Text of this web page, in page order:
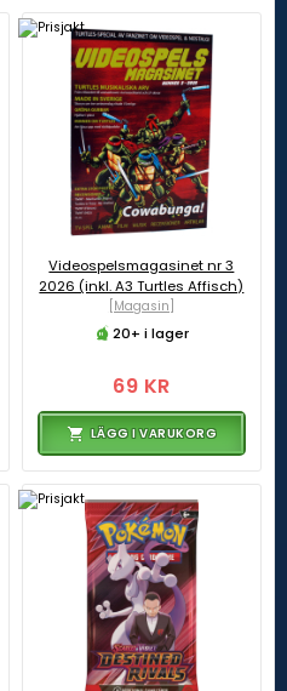
Videospelsmagasinet nr 3
2026 (inkl. A3 Turtles Affisch)
[Magasin]
20+ i lager
69 KR
LÄGG I VARUKORG